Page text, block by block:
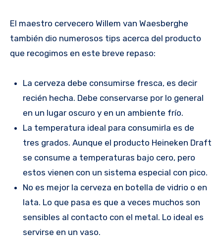
El maestro cervecero Willem van Waesberghe
también dio numerosos tips acerca del producto
que recogimos en este breve repaso:
La cerveza debe consumirse fresca, es decir
recién hecha. Debe conservarse por lo general
en un lugar oscuro y en un ambiente frío.
La temperatura ideal para consumirla es de
tres grados. Aunque el producto Heineken Draft
se consume a temperaturas bajo cero, pero
estos vienen con un sistema especial con pico.
No es mejor la cerveza en botella de vidrio o en
lata. Lo que pasa es que a veces muchos son
sensibles al contacto con el metal. Lo ideal es
servirse en un vaso.